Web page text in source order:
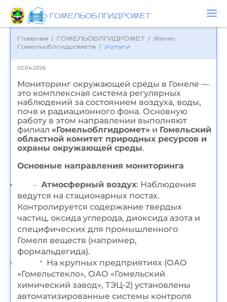
ГОМЕЛЬОБЛГИДРОМЕТ
Главная / ГОМЕЛЬОБЛГИДРОМЕТ / Меню
Гомельоблгидромета / Услуги
02.04.2026
Мониторинг окружающей среды в Гомеле —
это комплексная система регулярных
наблюдений за состоянием воздуха, воды,
почв и радиационного фона. Основную
работу в этом направлении выполняют
филиал «Гомельоблгидромет» и Гомельский
областной комитет природных ресурсов и
охраны окружающей среды.
Основные направления мониторинга
Атмосферный воздух: Наблюдения
ведутся на стационарных постах.
Контролируется содержание твердых
частиц, оксида углерода, диоксида азота и
специфических для промышленного
Гомеля веществ (например,
формальдегида).
На крупных предприятиях (ОАО
«Гомельстекло», ОАО «Гомельский
химический завод», ТЭЦ-2) установлены
автоматизированные системы контроля